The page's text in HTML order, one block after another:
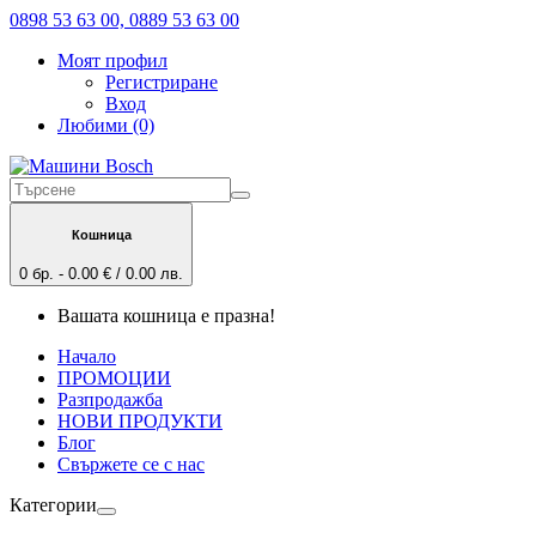
0898 53 63 00, 0889 53 63 00
Моят профил
Регистриране
Вход
Любими (0)
Кошница
0 бр. - 0.00 € / 0.00 лв.
Вашата кошница е празна!
Начало
ПРОМОЦИИ
Разпродажба
НОВИ ПРОДУКТИ
Блог
Свържете се с нас
Категории